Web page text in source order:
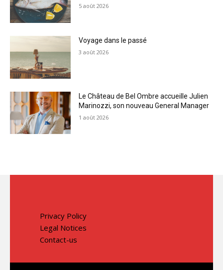
5 août 2026
Voyage dans le passé
3 août 2026
Le Château de Bel Ombre accueille Julien
Marinozzi, son nouveau General Manager
1 août 2026
Privacy Policy
Legal Notices
Contact-us